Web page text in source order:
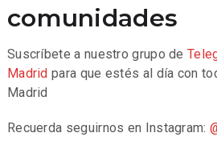
comunidades
Suscríbete a nuestro grupo de
Madrid para que estés al día con
Madrid
Recuerda seguirnos en Instagram: